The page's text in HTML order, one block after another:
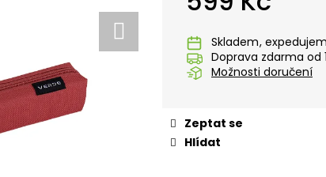
cena:Skladem
Doprava zdarma od
Možnosti doručení
Zeptat se
Hlídat
STUDENTSKÝ
1 699 Kč